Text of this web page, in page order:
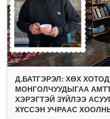
Д.БАТГЭРЭЛ: ХӨХ
МОНГОЛЧУУДЫГАА
ХЭРЭГТЭЙ ЗҮЙЛЭЭ
ХҮССЭН УЧРААС